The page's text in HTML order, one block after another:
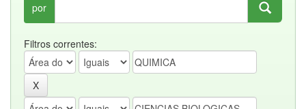
por
Filtros correntes: